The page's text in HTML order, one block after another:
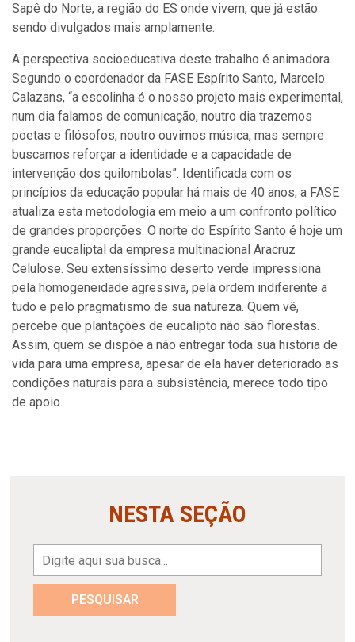
Sapê do Norte, a região do ES onde vivem, que já estão
sendo divulgados mais amplamente.
A perspectiva socioeducativa deste trabalho é animadora.
Segundo o coordenador da FASE Espírito Santo, Marcelo
Calazans, “a escolinha é o nosso projeto mais experimental,
num dia falamos de comunicação, noutro dia trazemos
poetas e filósofos, noutro ouvimos música, mas sempre
buscamos reforçar a identidade e a capacidade de
intervenção dos quilombolas”. Identificada com os
princípios da educação popular há mais de 40 anos, a FASE
atualiza esta metodologia em meio a um confronto político
de grandes proporções. O norte do Espírito Santo é hoje um
grande eucaliptal da empresa multinacional Aracruz
Celulose. Seu extensíssimo deserto verde impressiona
pela homogeneidade agressiva, pela ordem indiferente a
tudo e pelo pragmatismo de sua natureza. Quem vê,
percebe que plantações de eucalipto não são florestas.
Assim, quem se dispõe a não entregar toda sua história de
vida para uma empresa, apesar de ela haver deteriorado as
condições naturais para a subsistência, merece todo tipo
de apoio.
NESTA SEÇÃO
PESQUISAR